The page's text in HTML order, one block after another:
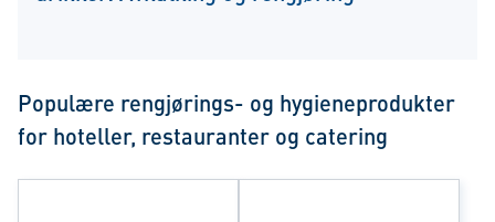
Populære rengjørings- og hygieneprodukter
for hoteller, restauranter og catering